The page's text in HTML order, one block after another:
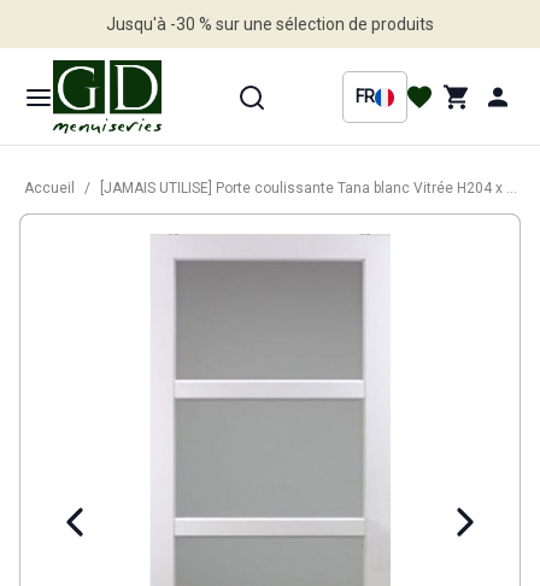
Jusqu'à -30 % sur une sélection de produits
FR
Accueil / [JAMAIS UTILISE] Porte coulissante Tana blanc Vitrée H204 x L93 cm